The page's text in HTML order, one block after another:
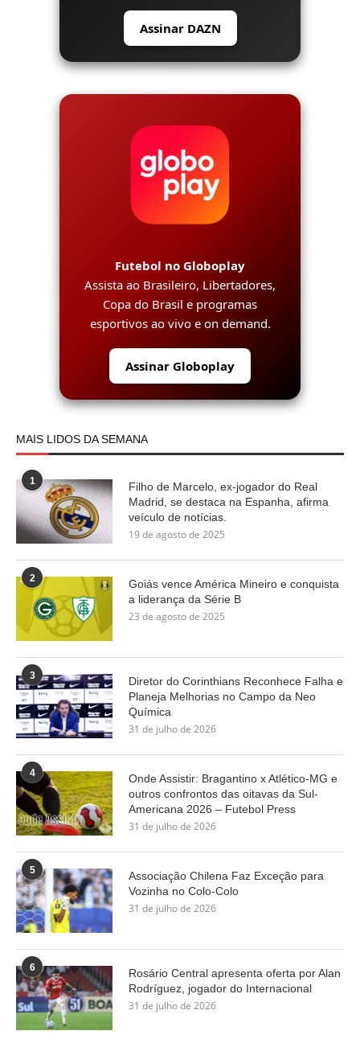
Assinar DAZN
Futebol no Globoplay
Assista ao Brasileiro, Libertadores,
Copa do Brasil e programas
esportivos ao vivo e on demand.
Assinar Globoplay
MAIS LIDOS DA SEMANA
1
Filho de Marcelo, ex-jogador do Real
Madrid, se destaca na Espanha, afirma
veículo de notícias.
19 de agosto de 2025
2
Goiás vence América Mineiro e conquista
a liderança da Série B
23 de agosto de 2025
3
Diretor do Corinthians Reconhece Falha e
Planeja Melhorias no Campo da Neo
Química
31 de julho de 2026
4
Onde Assistir: Bragantino x Atlético-MG e
outros confrontos das oitavas da Sul-
Americana 2026 – Futebol Press
31 de julho de 2026
5
Associação Chilena Faz Exceção para
Vozinha no Colo-Colo
31 de julho de 2026
6
Rosário Central apresenta oferta por Alan
Rodríguez, jogador do Internacional
31 de julho de 2026